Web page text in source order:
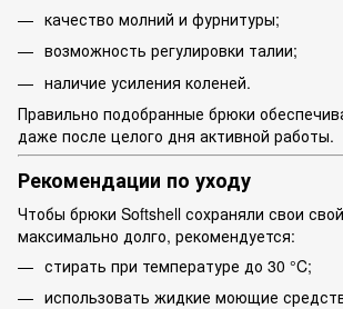
качество молний и фурнитуры;
возможность регулировки талии;
наличие усиления коленей.
Правильно подобранные брюки
даже после целого дня активной работы.
Рекомендации по уходу
Чтобы брюки Softshell сохраняли свои
максимально долго, рекомендуется:
стирать при температуре до 30 °C;
использовать жидкие моющие